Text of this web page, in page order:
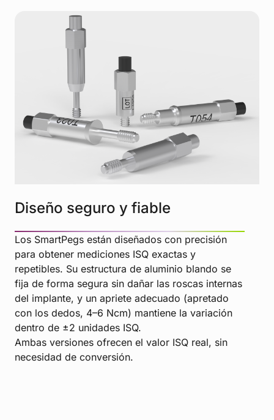
Diseño seguro y fiable
Los SmartPegs están diseñados con precisión
para obtener mediciones ISQ exactas y
repetibles. Su estructura de aluminio blando se
fija de forma segura sin dañar las roscas internas
del implante, y un apriete adecuado (apretado
con los dedos, 4–6 Ncm) mantiene la variación
dentro de ±2 unidades ISQ.
Ambas versiones ofrecen el valor ISQ real, sin
necesidad de conversión.